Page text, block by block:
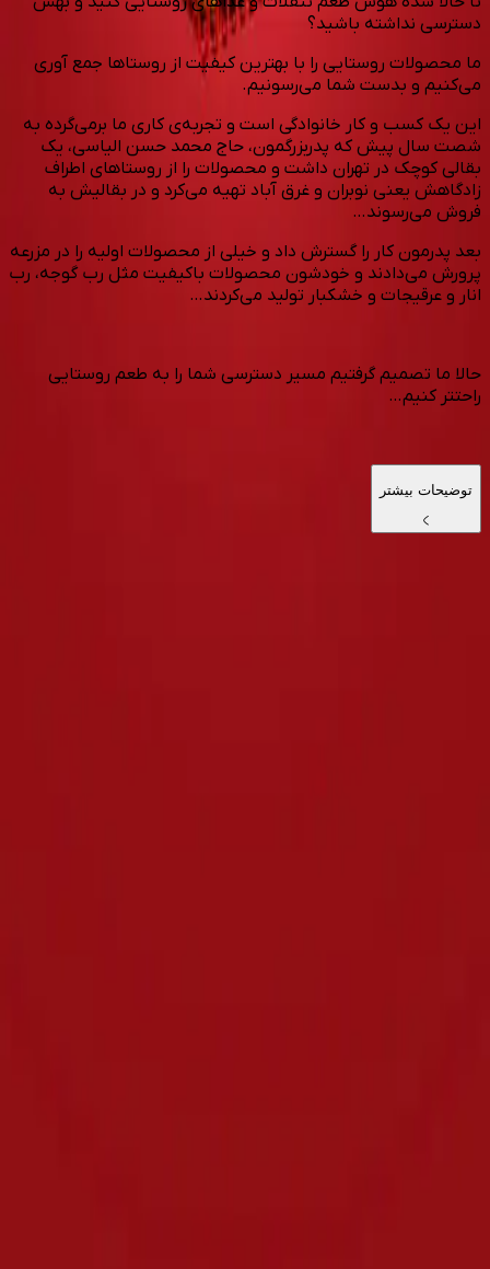
دسترسی نداشته باشید؟
ما محصولات روستایی را با بهترین کیفیت از روستاها جمع آوری
می‌کنیم و بدست شما می‌رسونیم.
این یک کسب و کار خانوادگی است و تجربه‌ی کاری ما برمی‌گرده به
شصت سال پیش که پدربزرگمون، حاج محمد حسن الیاسی، یک
بقالی کوچک در تهران داشت و محصولات را از روستاهای اطراف
زادگاهش یعنی نوبران و غرق آباد تهیه می‌کرد و در بقالیش به
فروش می‌رسوند…
بعد پدرمون کار را گسترش داد و خیلی از محصولات اولیه را در مزرعه
پرورش می‌دادند و خودشون محصولات باکیفیت مثل رب گوجه، رب
انار و عرقیجات و خشکبار تولید می‌کردند…
حالا ما تصمیم گرفتیم مسیر دسترسی شما را به طعم روستایی
راحتتر کنیم…
توضیحات بیشتر